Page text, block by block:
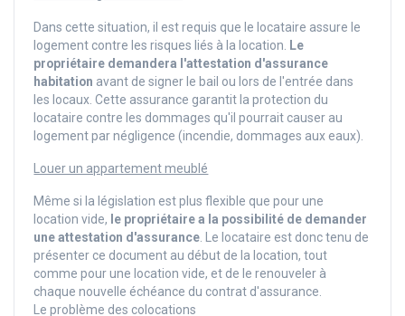
Dans cette situation, il est requis que le locataire assure le
logement contre les risques liés à la location. Le
propriétaire demandera l'attestation d'assurance
habitation avant de signer le bail ou lors de l'entrée dans
les locaux. Cette assurance garantit la protection du
locataire contre les dommages qu'il pourrait causer au
logement par négligence (incendie, dommages aux eaux).
Louer un appartement meublé
Même si la législation est plus flexible que pour une
location vide, le propriétaire a la possibilité de demander
une attestation d'assurance . Le locataire est donc tenu de
présenter ce document au début de la location, tout
comme pour une location vide, et de le renouveler à
chaque nouvelle échéance du contrat d'assurance.
Le problème des colocations